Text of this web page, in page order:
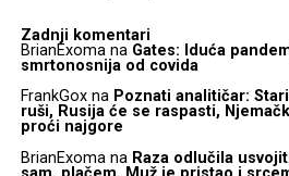
Zadnji komentari
BrianExomana Gates: Iduća
smrtonosnija od covida
FrankGoxna Poznati analitičar:
ruši, Rusija će se raspasti,
proći najgore
BrianExomana Raza odlučila